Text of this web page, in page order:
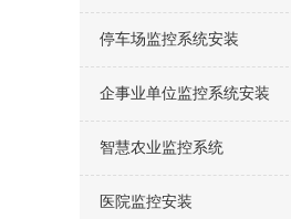
停车场监控系统安装
企事业单位监控系统安装
智慧农业监控系统
医院监控安装